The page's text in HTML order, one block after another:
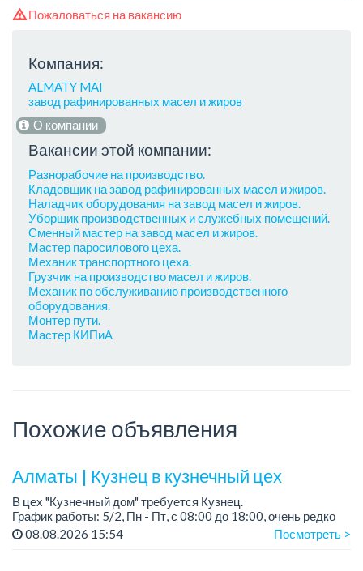
Пожаловаться на вакансию
Компания:
ALMATY MAI
завод рафинированных масел и жиров
О компании
Вакансии этой компании:
Разнорабочие на производство.
Кладовщик на завод рафинированных масел и жиров.
Наладчик оборудования на завод масел и жиров.
Уборщик производственных и служебных помещений.
Сменный мастер на завод масел и жиров.
Мастер паросилового цеха.
Механик транспортного цеха.
Грузчик на производство масел и жиров.
Механик по обслуживанию производственного
оборудования.
Монтер пути.
Мастер КИПиА
Похожие объявления
Алматы | Кузнец в кузнечный цех
В цех "Кузнечный дом" требуется Кузнец.
График работы: 5/2, Пн - Пт, с 08:00 до 18:00, очень редко
суббота.
08.08.2026 15:54 Посмотреть >